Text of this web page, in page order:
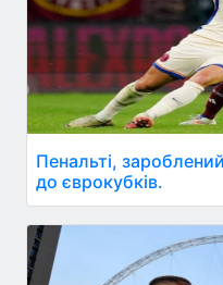
Пенальті,
до єврокубків.